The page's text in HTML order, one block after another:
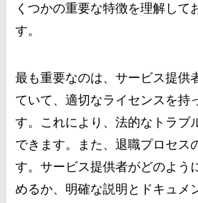
くつかの重要な特徴を理解して
す。
最も重要なのは、サービス提供
ていて、適切なライセンスを持
す。これにより、法的なトラブ
できます。また、退職プロセス
す。サービス提供者がどのよう
めるか、明確な説明とドキュメ